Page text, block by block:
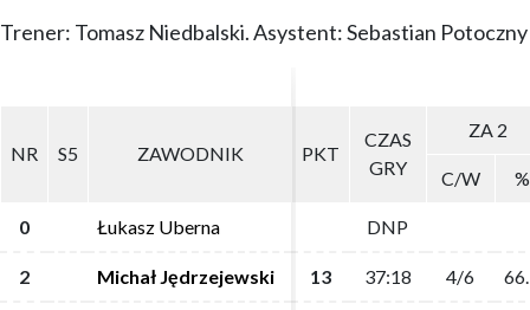
Trener: Tomasz Niedbalski. Asystent: Sebastian Potoczny
NR S5 ZAWODNIK PKT
CZAS
GRY
ZA 2
C/W %
0 Łukasz Uberna DNP
2 Michał Jędrzejewski 13 37:18 4/6
NR S5 ZAWODNIK PKT
CZAS
GRY
ZA 2
C/W %
0 Łukasz Uberna DNP
2 Michał Jędrzejewski 13 37:18 4/6